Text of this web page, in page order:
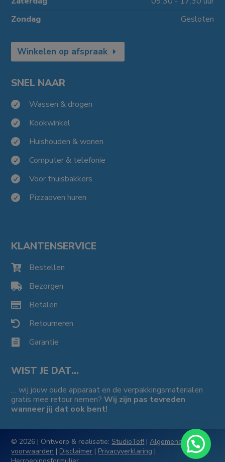
Zondag
Gesloten
Winkelen op afspraak
SNEL NAAR
 Wassen & drogen
 Kookwinkel
 Huishouden & wonen
 Computer & telefonie
 Voor thuisbakkers
 Pizzaoven huren
KLANTENSERVICE
 Bestellen
 Bezorgen
 Betalen
 Retourneren
 Garantie
WIST JE DAT…
… wij jouw oude apparaat en de verpakkingsmaterialen
gratis mee retour nemen?Wij zijn pas tevreden
wanneer jij dat ook bent!
© 2026 | Ontwerp & realisatie:StudioTof! |Algemene
voorwaarden | Disclaimer | Privacyverklaring |